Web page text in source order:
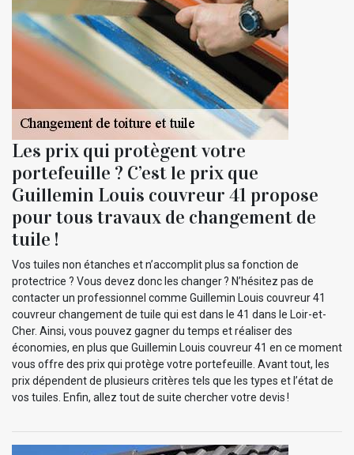
Les prix qui protègent votre
portefeuille ? C’est le prix que
Guillemin Louis couvreur 41 propose
pour tous travaux de changement de
tuile !
Vos tuiles non étanches et n’accomplit plus sa fonction de
protectrice ? Vous devez donc les changer ? N’hésitez pas de
contacter un professionnel comme Guillemin Louis couvreur 41
couvreur changement de tuile qui est dans le 41 dans le Loir-et-
Cher. Ainsi, vous pouvez gagner du temps et réaliser des
économies, en plus que Guillemin Louis couvreur 41 en ce moment
vous offre des prix qui protège votre portefeuille. Avant tout, les
prix dépendent de plusieurs critères tels que les types et l’état de
vos tuiles. Enfin, allez tout de suite chercher votre devis !